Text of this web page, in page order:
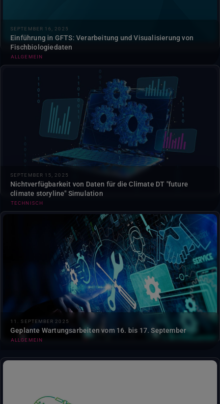
SEPTEMBER 16, 2025
Einführung in GFTS: Verarbeitung und Visualisierung von
Fischbiologiedaten
ALLGEMEIN
Die Climate DT "future climate storyline" Simulation ist
derzeit nicht verfügbar, da ein Problem mit den Daten
behoben wird....
SEPTEMBER 15, 2025
Nichtverfügbarkeit von Daten für die Climate DT "future
climate storyline" Simulation
TECHNISCH
Am zentralen Standort DestinE Data Lake (DEDL) werden
Netzwerkgeräte aufgerüstet, um die allgemeine
Systemstabilität zu verbessern....
11. SEPTEMBER 2025
Geplante Wartungsarbeiten vom 16. bis 17. September
ALLGEMEIN